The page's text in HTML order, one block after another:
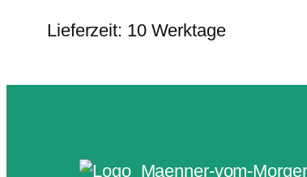
Lieferzeit: 10 Werktage